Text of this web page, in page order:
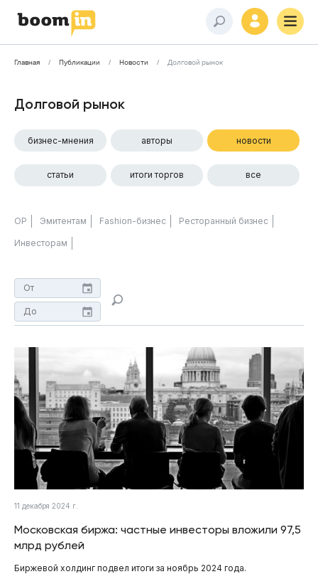
Главная Публикации Новости Долговой рынок
Долговой рынок
бизнес-мнения авторы новости
статьи итоги торгов все
ОР Эмитентам Fashion-бизнес Ресторанный бизнес
Инвесторам
11 декабря 2024 г.
Московская биржа: частные инвесторы вложили 97,5
млрд рублей
Биржевой холдинг подвел итоги за ноябрь 2024 года.